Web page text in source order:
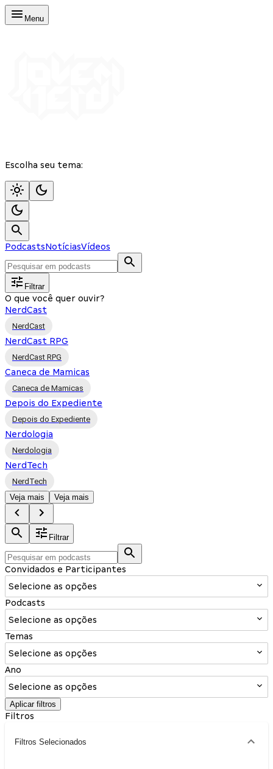
Menu
Escolha seu tema:
PodcastsNotíciasVídeos
Filtrar
O que você quer ouvir?
NerdCast
NerdCast
NerdCast RPG
NerdCast RPG
Caneca de Mamicas
Caneca de Mamicas
Depois do Expediente
Depois do Expediente
Nerdologia
Nerdologia
NerdTech
NerdTech
Veja mais
Veja mais
Filtrar
Convidados e Participantes
Selecione as opções
Podcasts
Selecione as opções
Temas
Selecione as opções
Ano
Selecione as opções
Aplicar filtros
Filtros
Filtros Selecionados